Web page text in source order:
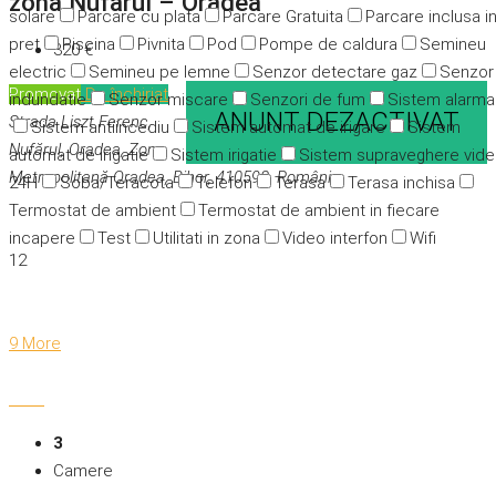
solare
Parcare cu plata Parcare Gratuita
Parcare inclusa in
pret
Piscina Pivnita Pod Pompe de caldura
Semineu
electric
Semineu pe lemne Senzor detectare gaz
Senzor
indundatie
Senzor miscare Senzori de fum
Sistem alarma
Sistem antiincediu
Sistem automat de irigare
Sistem
automat de irigatie
Sistem irigatie
Sistem supraveghere
24H
Soba/Teracota Telefon Terasa
Terasa inchisa
Termostat de ambient
Termostat de ambient in fiecare
incapere
Test Utilitati in zona Video interfon Wifi
320 €
PromovatDe închiriat
ANUNT DEZACTIVAT
Strada Liszt Ferenc,
Nufărul, Oradea, Zona
Metropolitană Oradea, Bihor, 410598, România
12
9 More
3
Camere